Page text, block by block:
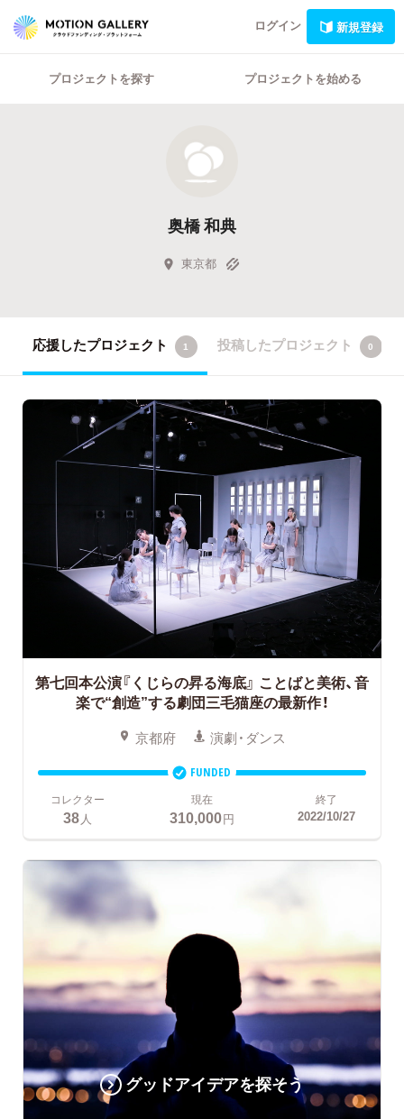
ログイン 新規登録
プロジェクトを探す プロジェクトを始める
奥橋 和典
東京都
応援したプロジェクト 1 投稿したプロジェクト 0
第七回本公演『くじらの昇る海底』 ことばと美術、音
楽で“創造”する劇団三毛猫座の最新作！
京都府 演劇・ダンス
FUNDED
コレクター
38 人
現在
310,000円
終了
2022/10/27
グッドアイデアを探そう